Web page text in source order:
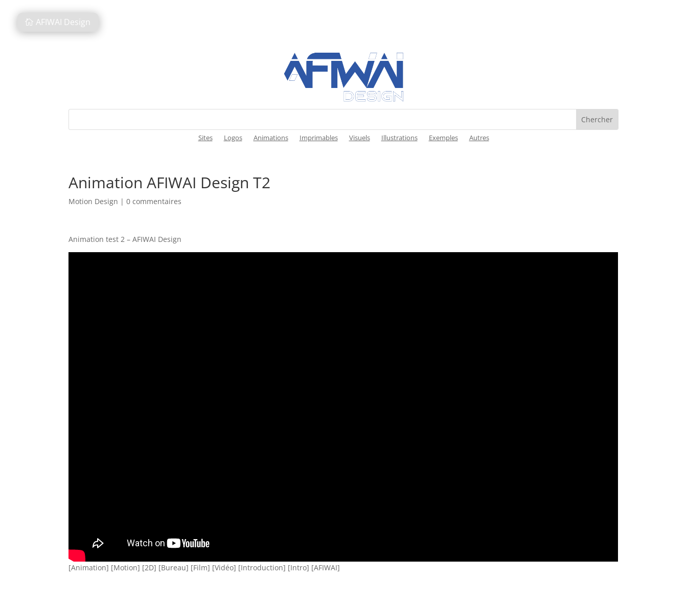
AFIWAI Design
Sites Logos Animations Imprimables Visuels Illustrations Exemples Autres
Animation AFIWAI Design T2
Motion Design |0 commentaires
Animation test 2 – AFIWAI Design
[Animation] [Motion] [2D] [Bureau] [Film] [Vidéo] [Introduction] [Intro] [AFIWAI]